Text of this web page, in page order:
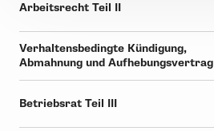
Arbeitsrecht Teil II
Verhaltensbedingte Kündigung,
Abmahnung und Aufhebungsvertrag
Betriebsrat Teil III